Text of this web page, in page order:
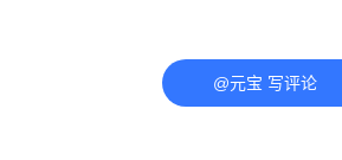
@元宝 写评论